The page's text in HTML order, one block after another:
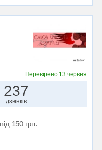
Перевірено 13 червня
237
дзвінків
від 150 грн.